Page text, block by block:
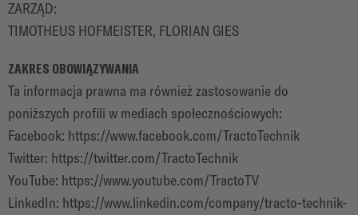
ZARZĄD:
TIMOTHEUS HOFMEISTER, FLORIAN GIES
ZAKRES OBOWIĄZYWANIA
Ta informacja prawna ma również zastosowanie do
poniższych profili w mediach społecznościowych:
Facebook: https://www.facebook.com/TractoTechnik
Twitter: https://twitter.com/TractoTechnik
YouTube: https://www.youtube.com/TractoTV
LinkedIn: https://www.linkedin.com/company/tracto-technik-